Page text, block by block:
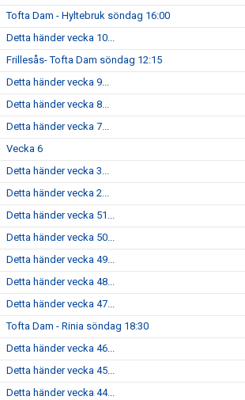
Tofta Dam - Hyltebruk söndag 16:00
Detta händer vecka 10...
Frillesås- Tofta Dam söndag 12:15
Detta händer vecka 9...
Detta händer vecka 8...
Detta händer vecka 7...
Vecka 6
Detta händer vecka 3...
Detta händer vecka 2...
Detta händer vecka 51...
Detta händer vecka 50...
Detta händer vecka 49...
Detta händer vecka 48...
Detta händer vecka 47...
Tofta Dam - Rinia söndag 18:30
Detta händer vecka 46...
Detta händer vecka 45...
Detta händer vecka 44...